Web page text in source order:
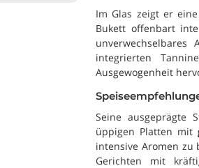
Im Glas zeigt er
Bukett offenbart
integrierten
Ausgewogenheit
Seine ausgeprägte
üppigen Platten mit
intensive Aromen
Gerichten mit